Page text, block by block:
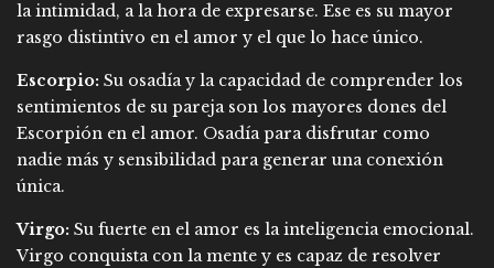
la intimidad, a la hora de expresarse. Ese es su mayor
rasgo distintivo en el amor y el que lo hace único.
Escorpio: Su osadía y la capacidad de comprender los
sentimientos de su pareja son los mayores dones del
Escorpión en el amor. Osadía para disfrutar como
nadie más y sensibilidad para generar una conexión
única.
Virgo: Su fuerte en el amor es la inteligencia emocional.
Virgo conquista con la mente y es capaz de resolver